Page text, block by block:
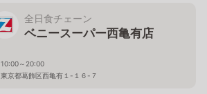
全日食チェーン
ベニースーパー西亀有店
10:00～20:00
東京都葛飾区西亀有１-１６-７